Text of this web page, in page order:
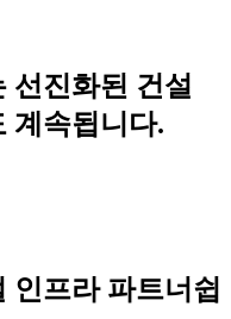
선진화된 건설
계속됩니다.
인프라 파트너쉽